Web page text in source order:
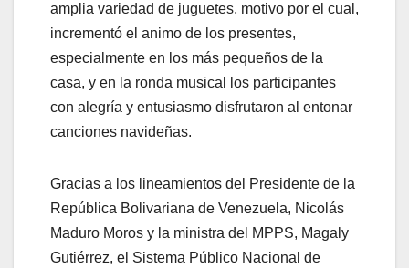
amplia variedad de juguetes, motivo por el cual,
incrementó el animo de los presentes,
especialmente en los más pequeños de la
casa, y en la ronda musical los participantes
con alegría y entusiasmo disfrutaron al entonar
canciones navideñas.
Gracias a los lineamientos del Presidente de la
República Bolivariana de Venezuela, Nicolás
Maduro Moros y la ministra del MPPS, Magaly
Gutiérrez, el Sistema Público Nacional de